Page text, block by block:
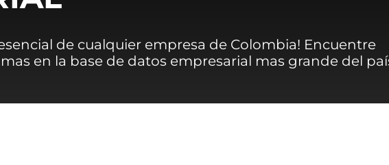
de cualquier empresa de Colombia! Encuentre
en la base de datos empresarial mas grande del